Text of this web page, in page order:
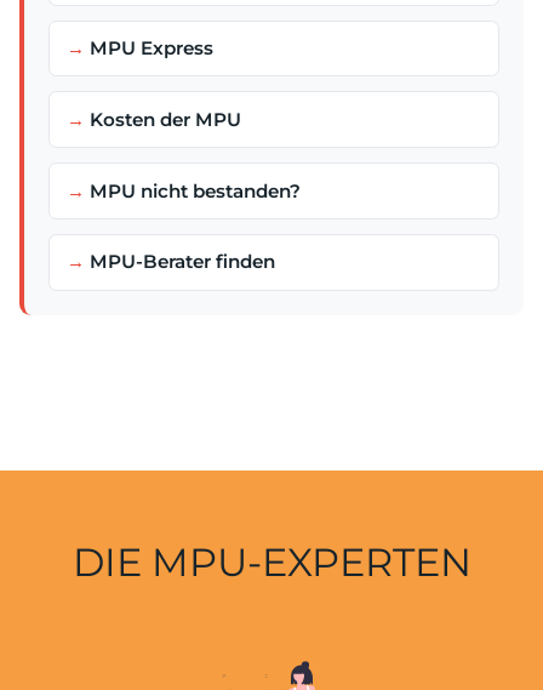
MPU Express
Kosten der MPU
MPU nicht bestanden?
MPU-Berater finden
DIE MPU-EXPERTEN